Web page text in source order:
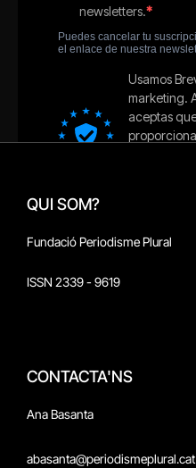
QUI SOM?
Fundació Periodisme Plural
ISSN 2339 - 9619
CONTACTA'NS
Ana Basanta
abasanta@periodismeplural.cat